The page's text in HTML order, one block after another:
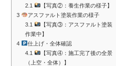
2.1
【写真②：養生作業の様子】
3
アスファルト塗装作業の様子
3.1
【写真③：アスファルト塗装
作業中】
4
仕上げ・全体確認
4.1
【写真④：施工完了後の全景
（上空・全体）】